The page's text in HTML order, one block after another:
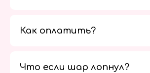
Как оплатить?
Что если шар лопнул?